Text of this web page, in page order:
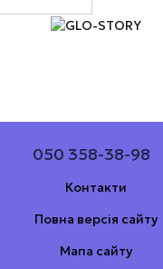
050 358-38-98
Контакти
Повна версія сайту
Мапа сайту